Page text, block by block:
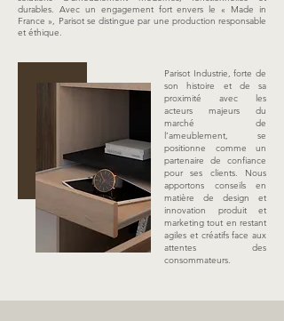
durables. Avec un engagement fort envers le « Made in
France », Parisot se distingue par une production responsable
et éthique.
Parisot Industrie, forte de
son histoire et de sa
proximité avec les
acteurs majeurs du
marché de
l’ameublement, se
positionne comme un
partenaire de confiance
pour ses clients. Nous
apportons conseils en
matière de design et
innovation produit et
marketing tout en restant
agiles et créatifs face aux
attentes des
consommateurs.